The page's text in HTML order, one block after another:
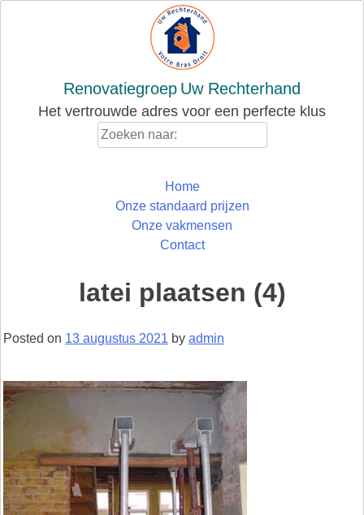
Renovatiegroep Uw Rechterhand
Het vertrouwde adres voor een perfecte klus
Home
Onze standaard prijzen
Onze vakmensen
Contact
latei plaatsen (4)
Posted on 13 augustus 2021 by admin